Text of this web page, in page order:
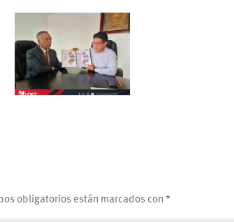
obligatorios están marcados con*